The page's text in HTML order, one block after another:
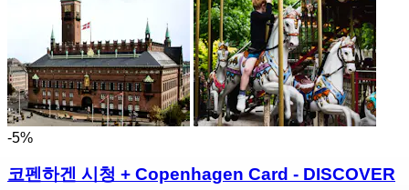
-5%
코펜하겐 시청 + Copenhagen Card - DISCOVER